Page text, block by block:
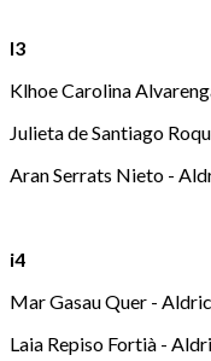
I3
Klhoe Carolina
Julieta de Santiago
Aran Serrats Nieto -
i4
Mar Gasau Quer -
Laia Repiso Fortià -